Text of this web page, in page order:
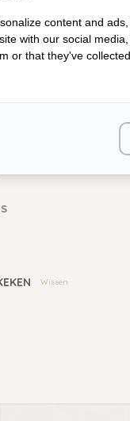
Wissen
content and
with our social
or that they've